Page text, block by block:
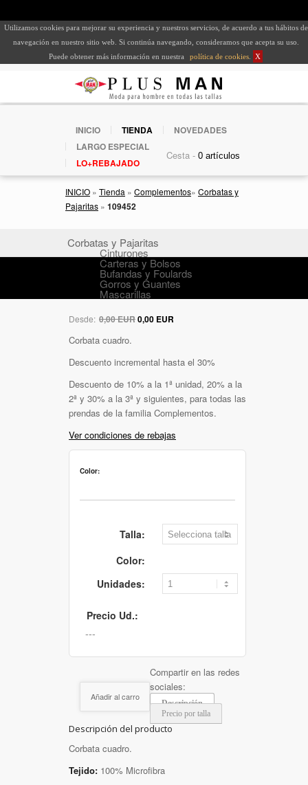
Utilizamos cookies para mejorar su experiencia y nuestros servicios, de acuerdo a tus hábitos de
navegación en nuestro sitio web. Si continúa navegando, consideramos que acepta su uso.
Puede obtener más información en nuestra
política de cookies X
INICIO TIENDA
NOVEDADES
LARGO ESPECIAL
LO+REBAJADO
Cesta -
INICIO » Tienda » Complementos» Corbatas y
Pajaritas » 109452
Corbatas y Pajaritas
Cinturones
Carteras y Bolsos
Bufandas y Foulards
Gorros y Guantes
Mascarillas
Desde: 0,00 EUR0,00 EUR
Corbata cuadro.
Descuento incremental hasta el 30%
Descuento de 10% a la 1ª unidad, 20% a la
2ª y 30% a la 3ª y siguientes, para todas las
prendas de la familia Complementos.
Ver condiciones de rebajas
Color:
Talla:
Color:
Unidades:
Precio Ud.:
Añadir al carro
Compartir en las redes
sociales:
Descripción
Precio por talla
Descripción del producto
Corbata cuadro.
Tejido: 100% Microfibra